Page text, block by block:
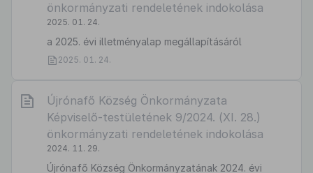
önkormányzati rendeletének indokolása
2025. 01. 24.
a 2025. évi illetményalap megállapításáról
2025. 01. 24.
Újrónafő Község Önkormányzata
Képviselő-testületének 9/2024. (XI. 28.)
önkormányzati rendeletének indokolása
2024. 11. 29.
Újrónafő Község Önkormányzatának 2024. évi